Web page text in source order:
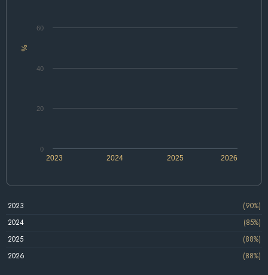
%
2024 2026
2023 2025
0
20
40
60
2023
(90%)
2024
(85%)
2025
(88%)
2026
(88%)